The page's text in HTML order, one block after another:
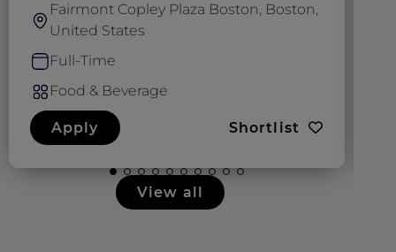
Fairmont Copley Plaza Boston, Boston,
United States
Full-Time
Food & Beverage
Apply Shortlist
View all